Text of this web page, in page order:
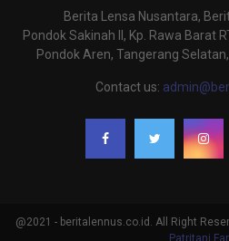
Berita Lensa Nusantara,
Pondok Sakinah II, Kp. Rawa Barat
Pondok Aren, Tangerang
Contact us:
@2021 - beritalennus.co.id. All Right